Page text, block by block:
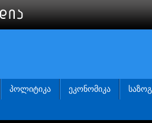
ᲞᲝᲚᲘᲢᲘᲙᲐ ᲔᲙᲝᲜᲝᲛᲘᲙᲐ